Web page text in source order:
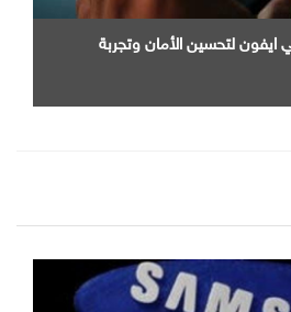
لتحسين الأمان وتجربة